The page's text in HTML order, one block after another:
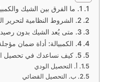
1. ما الفرق بين الشيك والكمبيالة؟
2. الشروط النظامية لتحرير الشيكات
3. متى يُعد الشيك بدون رصيد جريمة؟
4. الكمبيالة: أداة ضمان مؤجلة
5. كيف نساعدك في تحصيل الشيك أو الكمبيالة؟
أ. التحصيل الودي
ب. التحصيل القضائي